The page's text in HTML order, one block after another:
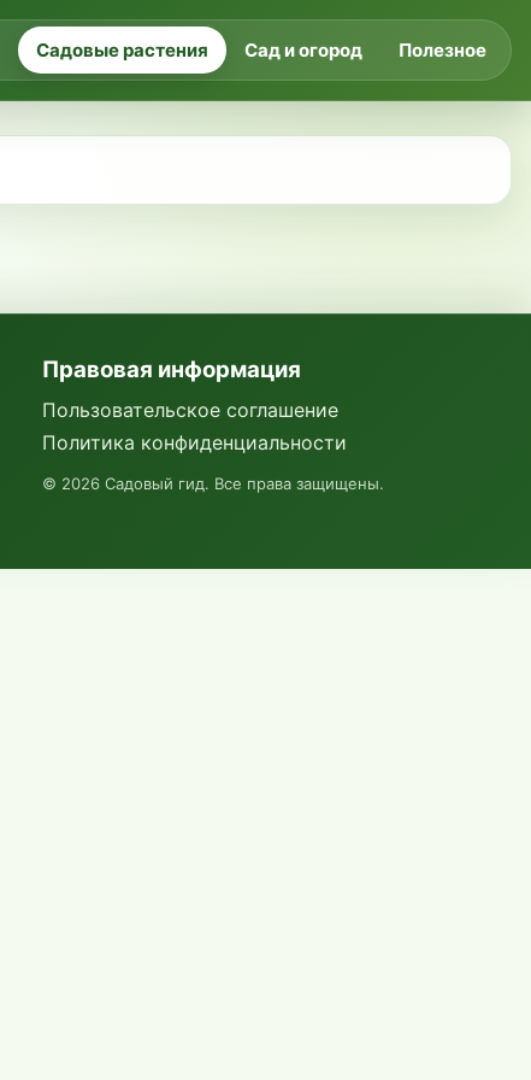
Садовые растения Сад и огород Полезное
Правовая информация
Пользовательское соглашение
Политика конфиденциальности
© 2026 Садовый гид. Все права защищены.